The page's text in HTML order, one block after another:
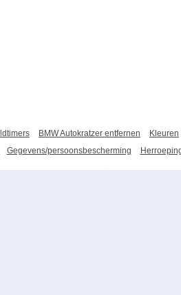
BMW Autokratzer entfernen
Kleuren
Gegevens/persoonsbescherming